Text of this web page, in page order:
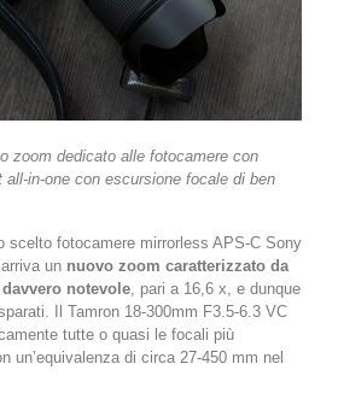
zoom dedicato alle fotocamere con
in-one con escursione focale di ben
scelto fotocamere mirrorless APS-C Sony
un nuovo zoom caratterizzato da
notevole , pari a 16,6 x, e dunque
Il Tamron 18-300mm F3.5-6.3 VC
tutte o quasi le focali più
un’equivalenza di circa 27-450 mm nel